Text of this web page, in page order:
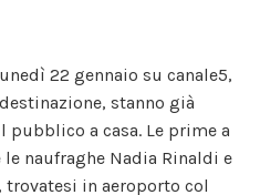
22 gennaio su canale5,
stanno già
pubblico a casa. Le prime a
naufraghe Nadia Rinaldi e
trovatesi in aeroporto col